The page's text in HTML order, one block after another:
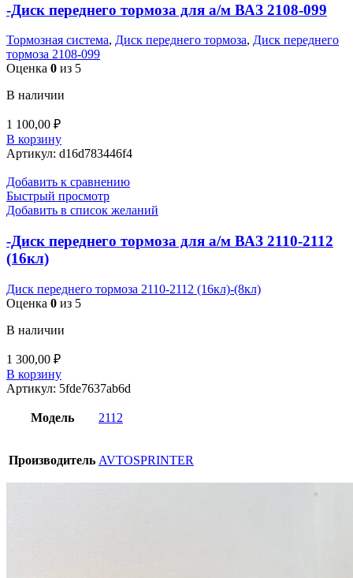
-Диск переднего тормоза для а/м ВАЗ 2108-099
Тормозная система, Диск переднего тормоза, Диск переднего
тормоза 2108-099
Оценка 0 из 5
В наличии
1 100,00 ₽
В корзину
Артикул: d16d783446f4
Добавить к сравнению
Быстрый просмотр
Добавить в список желаний
-Диск переднего тормоза для а/м ВАЗ 2110-2112
(16кл)
Диск переднего тормоза 2110-2112 (16кл)-(8кл)
Оценка 0 из 5
В наличии
1 300,00 ₽
В корзину
Артикул: 5fde7637ab6d
Модель 2112
Производитель AVTOSPRINTER